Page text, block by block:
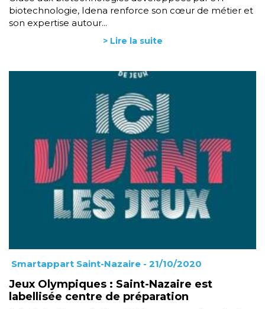
biotechnologie, Idena renforce son cœur de métier et
son expertise autour...
> Lire la suite
Smartappart Saint-Nazaire - 21/10/2020
Jeux Olympiques : Saint-Nazaire est
labellisée centre de préparation